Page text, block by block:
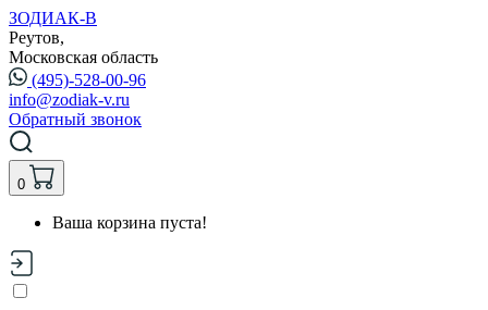
ЗОДИАК-В
Реутов,
Московская область
(495)-528-00-96
info@zodiak-v.ru
Обратный звонок
0
Ваша корзина пуста!